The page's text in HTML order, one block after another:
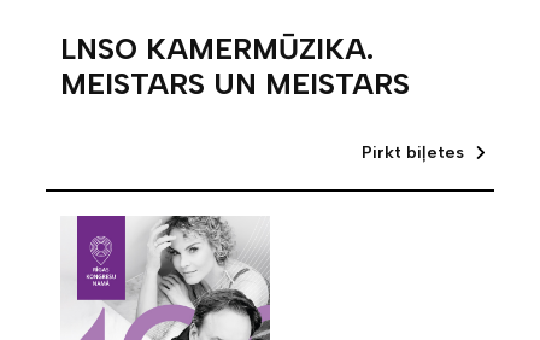
LNSO KAMERMŪZIKA.
MEISTARS UN MEISTARS
Pirkt biļetes